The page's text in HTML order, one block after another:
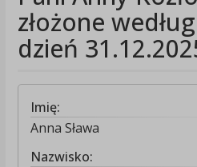
złożone
dzień
Imię:
Anna Sława
Nazwisko: